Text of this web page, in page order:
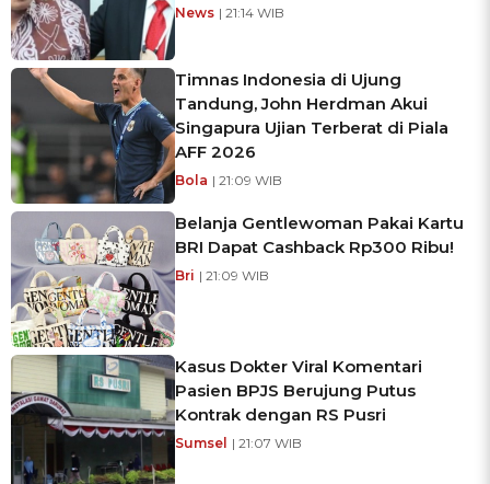
News | 21:14 WIB
Timnas Indonesia di Ujung
Tandung, John Herdman Akui
Singapura Ujian Terberat di Piala
AFF 2026
Bola | 21:09 WIB
Belanja Gentlewoman Pakai Kartu
BRI Dapat Cashback Rp300 Ribu!
Bri | 21:09 WIB
Kasus Dokter Viral Komentari
Pasien BPJS Berujung Putus
Kontrak dengan RS Pusri
Sumsel | 21:07 WIB